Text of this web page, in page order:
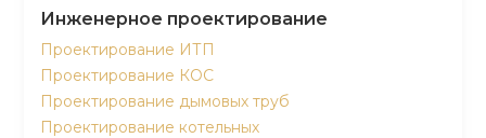
Инженерное проектирование
Проектирование ИТП
Проектирование КОС
Проектирование дымовых труб
Проектирование котельных